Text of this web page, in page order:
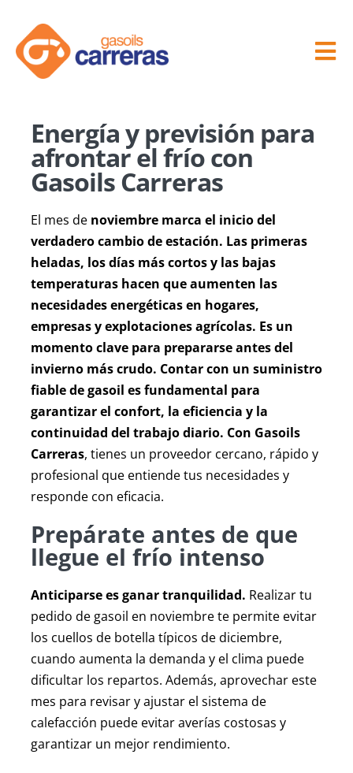
content
Empresa
Servicio Distribuidor
Lavadero de coches
Autocaravanas
Contacto
Energía y previsión para
afrontar el frío con
Gasoils Carreras
El mes de noviembre marca el inicio del
verdadero cambio de estación. Las primeras
heladas, los días más cortos y las bajas
temperaturas hacen que aumenten las
necesidades energéticas en hogares,
empresas y explotaciones agrícolas. Es un
momento clave para prepararse antes del
invierno más crudo. Contar con un suministro
fiable de gasoil es fundamental para
garantizar el confort, la eficiencia y la
continuidad del trabajo diario. Con Gasoils
Carreras, tienes un proveedor cercano, rápido y
profesional que entiende tus necesidades y
responde con eficacia.
Prepárate antes de que
llegue el frío intenso
Anticiparse es ganar tranquilidad. Realizar tu
pedido de gasoil en noviembre te permite evitar
los cuellos de botella típicos de diciembre,
cuando aumenta la demanda y el clima puede
dificultar los repartos. Además, aprovechar este
mes para revisar y ajustar el sistema de
calefacción puede evitar averías costosas y
garantizar un mejor rendimiento.